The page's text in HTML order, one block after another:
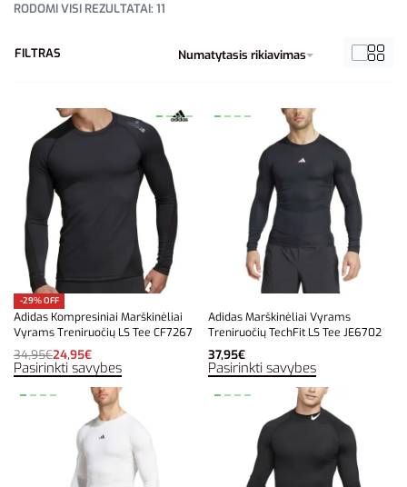
RODOMI VISI REZULTATAI: 11
Numatytasis rikiavimas
FILTRAS
-29% OFF
Adidas Kompresiniai Marškinėliai
Vyrams Treniruočių LS Tee CF7267
34,95€24,95€
Pasirinkti savybes
Adidas Marškinėliai Vyrams
Treniruočių TechFit LS Tee JE6702
37,95€
Pasirinkti savybes